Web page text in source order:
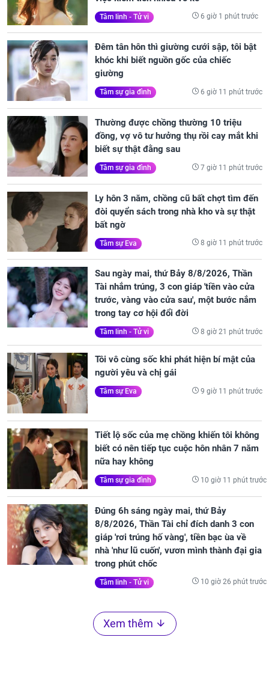
Tâm linh - Tử vi 6 giờ 1 phút trước
Đêm tân hôn thì giường cưới sập, tôi bật
khóc khi biết nguồn gốc của chiếc
giường
Tâm sự gia đình 6 giờ 11 phút trước
Thường được chồng thường 10 triệu
đồng, vợ vô tư hưởng thụ rồi cay mắt khi
biết sự thật đằng sau
Tâm sự gia đình 7 giờ 11 phút trước
Ly hôn 3 năm, chồng cũ bất chợt tìm đến
đòi quyển sách trong nhà kho và sự thật
bất ngờ
Tâm sự Eva 8 giờ 11 phút trước
Sau ngày mai, thứ Bảy 8/8/2026, Thần
Tài nhắm trúng, 3 con giáp 'tiền vào cửa
trước, vàng vào cửa sau', một bước nắm
trong tay cơ hội đổi đời
Tâm linh - Tử vi 8 giờ 21 phút trước
Tôi vô cùng sốc khi phát hiện bí mật của
người yêu và chị gái
Tâm sự Eva 9 giờ 11 phút trước
Tiết lộ sốc của mẹ chồng khiến tôi không
biết có nên tiếp tục cuộc hôn nhân 7 năm
nữa hay không
Tâm sự gia đình 10 giờ 11 phút trước
Đúng 6h sáng ngày mai, thứ Bảy
8/8/2026, Thần Tài chỉ đích danh 3 con
giáp 'rơi trúng hố vàng', tiền bạc ùa về
nhà 'như lũ cuốn', vươn mình thành đại gia
trong phút chốc
Tâm linh - Tử vi 10 giờ 26 phút trước
Xem thêm